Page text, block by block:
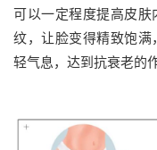
可以一定程度提高皮
纹，让脸变得精致饱
轻气息，达到抗衰老的作